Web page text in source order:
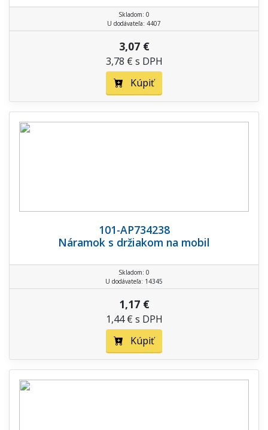
Skladom: 0
U dodávateľa: 4407
3,07 €
3,78 € s DPH
Kúpiť
101-AP734238
Náramok s držiakom na mobil
Skladom: 0
U dodávateľa: 14345
1,17 €
1,44 € s DPH
Kúpiť